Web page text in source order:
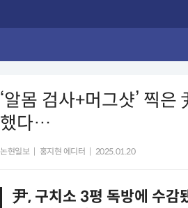
‘알몸 검사+머그샷’ 찍은
했다…
논현일보 홍지현 에디터 2025.01.20
尹, 구치소 3평 독방에 수감